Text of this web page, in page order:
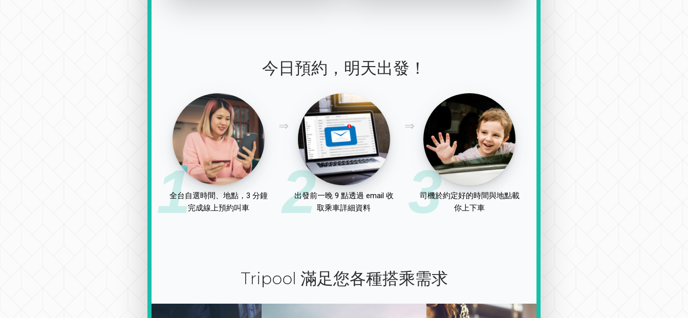
今日預約，明天出發！
1
全台自選時間、地點，3 分鐘
完成線上預約叫車
2
出發前一晚 9 點透過 email 收
取乘車詳細資料
3
司機於約定好的時間與地點載
你上下車
Tripool 滿足您各種搭乘需求